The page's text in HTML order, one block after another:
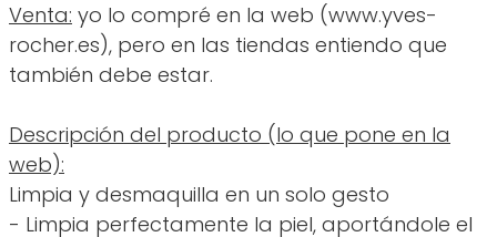
Venta: yo lo compré en la web (www.yves-
rocher.es), pero en las tiendas entiendo que
también debe estar.
Descripción del producto (lo que pone en la
web):
Limpia y desmaquilla en un solo gesto
- Limpia perfectamente la piel, aportándole el